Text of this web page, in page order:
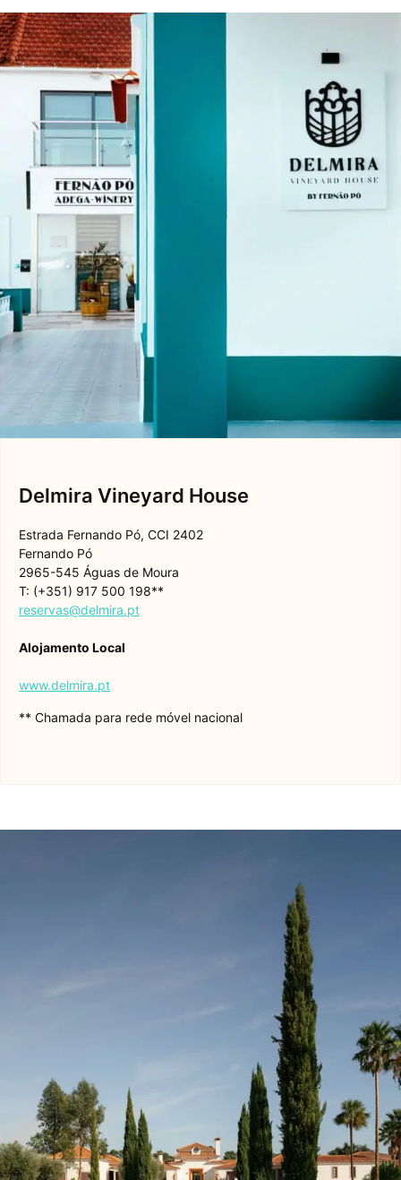
Delmira Vineyard House
Estrada Fernando Pó, CCI 2402
Fernando Pó
2965-545 Águas de Moura
T: (+351) 917 500 198**
reservas@delmira.pt
Alojamento Local
www.delmira.pt
** Chamada para rede móvel nacional